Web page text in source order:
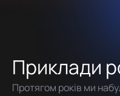
Приклади
Протягом років ми